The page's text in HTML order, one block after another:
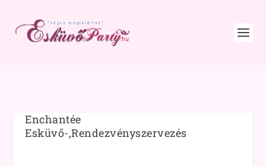
Enchantée
Esküvő-,Rendezvényszervezés